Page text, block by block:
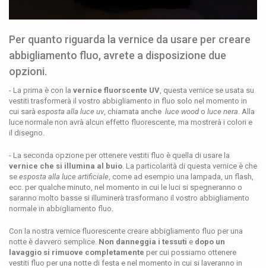
Per quanto riguarda la vernice da usare per creare
abbigliamento fluo, avrete a disposizione due
opzioni.
- La prima è con la vernice fluorscente UV , questa vernice se usata su
vestiti trasformerà il vostro abbigliamento in fluo solo nel momento in
cui sarà esposta alla luce uv , chiamata anche luce wood o luce nera . Alla
luce normale non avrà alcun effetto fluorescente, ma mostrerà i colori e
il disegno.
- La seconda opzione per ottenere vestiti fluo è quella di usare la
vernice che si illumina al buio . La particolarità di questa vernice è che
se esposta alla luce artificiale , come ad esempio una lampada, un flash,
ecc. per qualche minuto, nel momento in cui le luci si spegneranno o
saranno molto basse si illuminerà trasformano il vostro abbigliamento
normale in abbigliamento fluo.
Con la nostra vernice fluorescente creare abbigliamento fluo per una
notte è davvero semplice. Non danneggia i tessuti e dopo un
lavaggio si rimuove completamente per cui possiamo ottenere
vestiti fluo per una notte di festa e nel momento in cui si laveranno in